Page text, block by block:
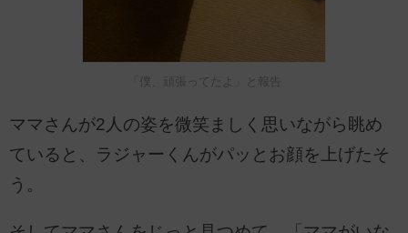
「僕、頑張ってたよ」と報告
ママさんが2人の姿を微笑ましく思いながら眺め
ていると、ラジャーくんがパッとお顔を上げたそ
う。